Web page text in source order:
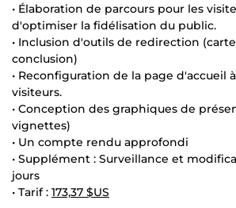
• Élaboration de parcours pour les
d'optimiser la fidélisation du public.
• Inclusion d'outils de redirection
conclusion)
• Reconfiguration de la page d'accueil
visiteurs.
• Conception des graphiques de
vignettes)
• Un compte rendu approfondi
• Supplément : Surveillance et
jours
• Tarif : 173,37 $US